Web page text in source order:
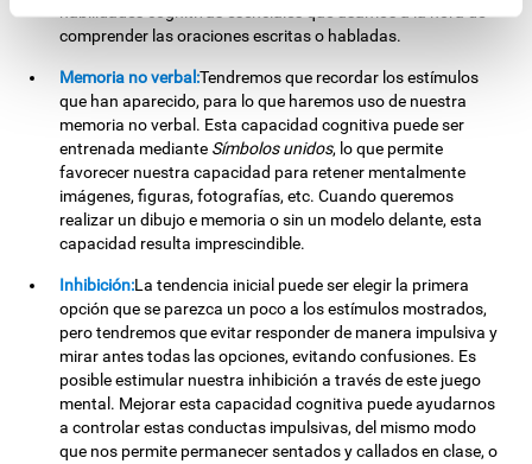
habilidades cognitivas esenciales que usamos a la hora de
comprender las oraciones escritas o habladas.
Memoria no verbal:Tendremos que recordar los estímulos
que han aparecido, para lo que haremos uso de nuestra
memoria no verbal. Esta capacidad cognitiva puede ser
entrenada mediante Símbolos unidos, lo que permite
favorecer nuestra capacidad para retener mentalmente
imágenes, figuras, fotografías, etc. Cuando queremos
realizar un dibujo e memoria o sin un modelo delante, esta
capacidad resulta imprescindible.
Inhibición:La tendencia inicial puede ser elegir la primera
opción que se parezca un poco a los estímulos mostrados,
pero tendremos que evitar responder de manera impulsiva y
mirar antes todas las opciones, evitando confusiones. Es
posible estimular nuestra inhibición a través de este juego
mental. Mejorar esta capacidad cognitiva puede ayudarnos
a controlar estas conductas impulsivas, del mismo modo
que nos permite permanecer sentados y callados en clase, o